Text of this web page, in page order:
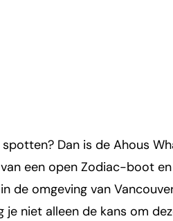
Dan is de Ahous
een open Zodiac-boot
de omgeving van
niet alleen de kans om